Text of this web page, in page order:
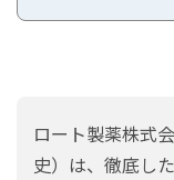
知的財産活動
ロート製薬株式
史）は、徹底し